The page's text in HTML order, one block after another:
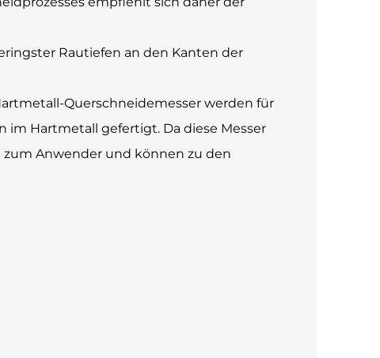
Rautiefen an den Kanten der
Querschneidemesser werden für
im Hartmetall gefertigt. Da diese Messer
Anwender und können zu den